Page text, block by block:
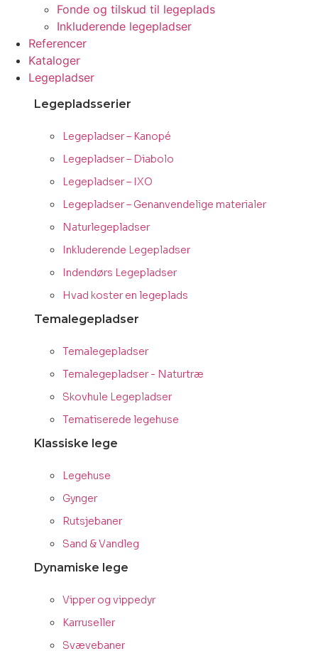
Fonde og tilskud til legeplads
Inkluderende legepladser
Referencer
Kataloger
Legepladser
Legepladsserier
Legepladser – Kanopé
Legepladser – Diabolo
Legepladser – IXO
Legepladser – Genanvendelige materialer
Naturlegepladser
Inkluderende Legepladser
Indendørs Legepladser
Hvad koster en legeplads
Temalegepladser
Temalegepladser
Temalegepladser - Naturtræ
Skovhule Legepladser
Tematiserede legehuse
Klassiske lege
Legehuse
Gynger
Rutsjebaner
Sand & Vandleg
Dynamiske lege
Vipper og vippedyr
Karruseller
Svævebaner